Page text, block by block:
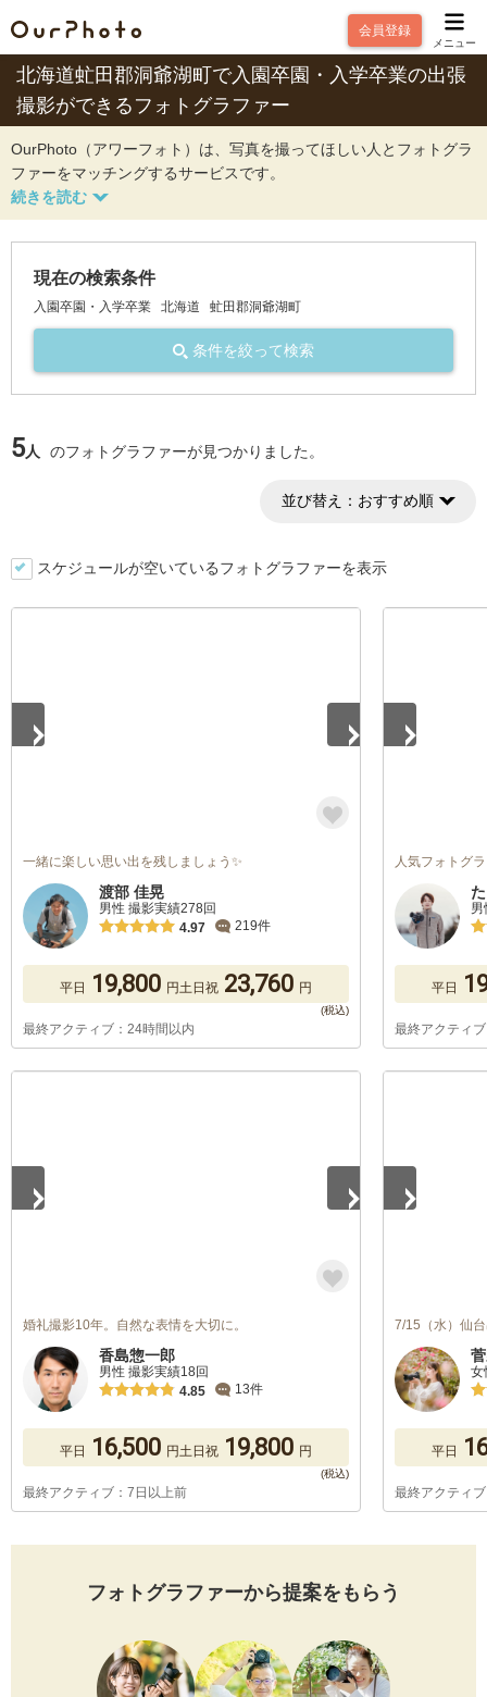
会員登録
メニュー
北海道虻田郡洞爺湖町で入園卒園・入学卒業の出張
撮影ができるフォトグラファー
OurPhoto（アワーフォト）は、写真を撮ってほしい人とフォトグラ
ファーをマッチングするサービスです。
現在の検索条件
入園卒園・入学卒業 北海道 虻田郡洞爺湖町
条件を絞って検索
5人 のフォトグラファーが見つかりました。
並び替え： おすすめ順
スケジュールが空いているフォトグラファーを表示
一緒に楽しい思い出を残しましょう✨
渡部 佳晃
男性 撮影実績278回
4.97
219件
平日 19,800 円土日祝 23,760 円
最終アクティブ：24時間以内
人気フォトグ
平日
最終アクティ
婚礼撮影10年。自然な表情を大切に。
香島惣一郎
男性 撮影実績18回
4.85
13件
平日 16,500 円土日祝 19,800 円
最終アクティブ：7日以上前
7/15（水）仙
女
平日
最終アクティ
フォトグラファーから提案をもらう